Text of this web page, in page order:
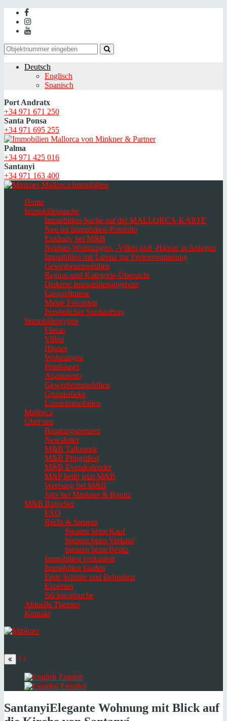
Deutsch
Englisch
Spanisch
Port Andratx
+34 971 671 250
Santa Ponsa
+34 971 695 255
Palma
+34 971 425 016
Santanyi
+34 971 163 400
Home
Immobiliensuche
Immobilien-Suche auf der MALLORCA-KARTE
Neu im Immobilien-Portfolio
Exklusiv bei M&B
Neubau-Wohnungen, -Villen und -Häuser in Anlagen
Immobilien mit Lizenz zur Ferienvermietung
Gewerbeimmobilien
Region-und Kategorie-Übersicht
Diskrete Immobilienangebote
Langzeitmiete
Meine Favoriten
Persönlicher Suchauftrag
Immobilientypen
Fincas
Villen
Häuser
Wohnungen
Penthäuser
Apartments
Gewerbeimmobilien
Grundstücke
Luxusimmobilien
Mallorca
Über uns
Beratungszentren
Newsletter
M&B Talkrunde
M&B Pfingstfest
M&B Eventkalender
M&P heißt jetzt M&B
Werbung bei M&B
Jobs bei Minkner & Bonitz
M&B Ratgeber
FAQ
Recht & Steuern
Steuern beim Kauf
Steuern beim Verkauf
Steuern beim Besitz
Immobilien verkaufen
Immobilien kaufen
Erste Schritte und Behörden
Experten
Stichwortsuche
Aktuelle Themen
Kontakt
language
English
Español
SantanyiElegante Wohnung mit Blick auf